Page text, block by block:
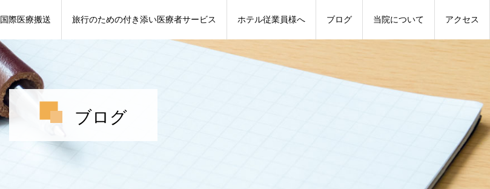
国際医療搬送 旅行のための付き添い医療者サービス ホテル従業員様へ ブログ 当院について アクセス
ブログ